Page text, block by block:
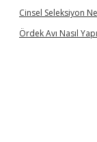
Cinsel Seleksiyon
Ördek Avı Nasıl